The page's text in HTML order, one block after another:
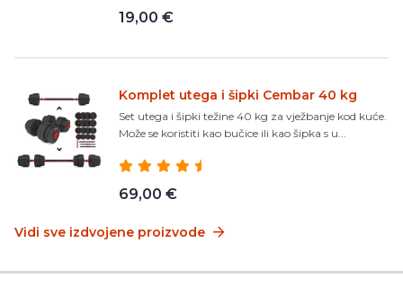
19,00 €
Komplet utega i šipki Cembar 40 kg
Set utega i šipki težine 40 kg za vježbanje kod kuće.
Može se koristiti kao bučice ili kao šipka s u...
69,00 €
Vidi sve izdvojene proizvode